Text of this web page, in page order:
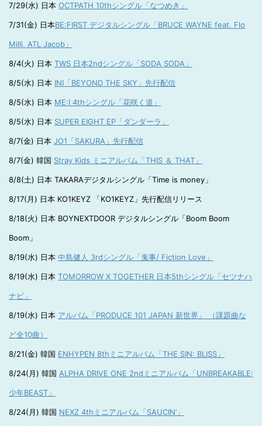
7/29(水) 日本 OCTPATH 10thシングル「なつめき」
7/31(金) 日本BE:FIRST デジタルシングル「BRUCE WAYNE feat. Flo
Milli, ATL Jacob」
8/4(火) 日本 TWS 日本2ndシングル「SODA SODA」
8/5(水) 日本 INI「BEYOND THE SKY」先行配信
8/5(水) 日本 ME:I 4thシングル「花咲く道」
8/5(水) 日本 SUPER EIGHT EP「ダンダーラ」
8/7(金) 日本 JO1「SAKURA」先行配信
8/7(金) 韓国 Stray Kids ミニアルバム「THIS ＆ THAT」
8/8(土) 日本 TAKARAデジタルシングル「Time is money」
8/17(月) 日本 KO1KEYZ 「KO1KEYZ」先行配信リリース
8/18(火) 日本 BOYNEXTDOOR デジタルシングル「Boom Boom
Boom」
8/19(水) 日本 中島健人 3rdシングル「鬼事/ Fiction Love」
8/19(水) 日本 TOMORROW X TOGETHER 日本5thシングル「セツナハ
ナビ」
8/19(水) 日本 アルバム「PRODUCE 101 JAPAN 新世界」 （課題曲な
ど全10曲）
8/21(金) 韓国 ENHYPEN 8thミニアルバム「THE SIN: BLISS」
8/24(月) 韓国 ALPHA DRIVE ONE 2ndミニアルバム「UNBREAKABLE:
少年BEAST」
8/24(月) 韓国 NEXZ 4thミニアルバム「SAUCIN’」